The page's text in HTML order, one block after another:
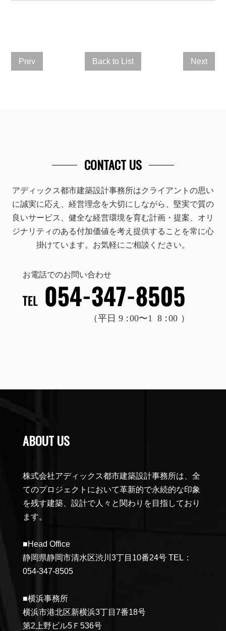
Prev Back to List Next
CONTACT US
アディックス都市建築設計事務所はクライアントの思い
に誠実に応え、経営理念を大切にしながら、堅実で質の
良いサービス、健全な経営環境を育む計画・提案、オリ
ジナリティのある付加価値を考え提供することを常に心
掛けています。お気軽にご相談ください。
お電話でのお問い合わせ
ABOUT US
株式会社アディックス都市建築設計事務所は、全
てのプロジェクトにおいて革新的で永続的な印象
を残す建築、設計で人々と関わりを目指しており
ます。
■Head Office
静岡県静岡市清水区渋川3丁目10番24号 TEL：
054-347-8505
■横浜事務所
横浜市港北区新横浜3丁目7番18号
第2上野ビル5Ｆ536号